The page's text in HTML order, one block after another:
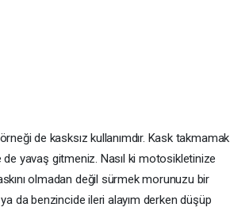
de kasksız kullanımdır. Kask takmamak
de yavaş gitmeniz. Nasıl ki motosikletinize
olmadan değil sürmek morunuzu bir
da benzincide ileri alayım derken düşüp